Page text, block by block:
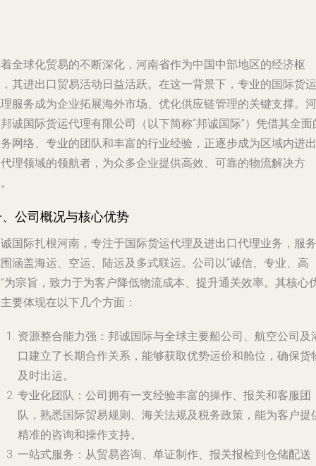
全球化贸易的不断深化，河南省作为中国中部地区的经济枢
其进出口贸易活动日益活跃。在这一背景下，专业的国际货运
服务成为企业拓展海外市场、优化供应链管理的关键支撑。河
诚国际货运代理有限公司（以下简称“邦诚国际”）凭借其全面
网络、专业的团队和丰富的行业经验，正逐步成为区域内进出
理领域的领航者，为众多企业提供高效、可靠的物流解决方
公司概况与核心优势
国际扎根河南，专注于国际货运代理及进出口代理业务，服务
涵盖海运、空运、陆运及多式联运。公司以“诚信、专业、高
为宗旨，致力于为客户降低物流成本、提升通关效率。其核心
要体现在以下几个方面：
资源整合能力强 ：邦诚国际与全球主要船公司、航空公司及
口建立了长期合作关系，能够获取优势运价和舱位，确保货
及时出运。
专业化团队 ：公司拥有一支经验丰富的操作、报关和客服团
队，熟悉国际贸易规则、海关法规及税务政策，能为客户提
精准的咨询和操作支持。
一站式服务 ：从贸易咨询、单证制作、报关报检到仓储配送